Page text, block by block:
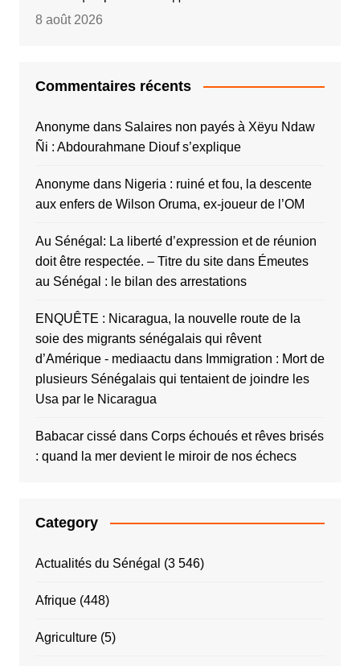
8 août 2026
Commentaires récents
Anonymedans Salaires non payés à Xëyu Ndaw
Ñi : Abdourahmane Diouf s’explique
Anonymedans Nigeria : ruiné et fou, la descente
aux enfers de Wilson Oruma, ex-joueur de l’OM
Au Sénégal: La liberté d’expression et de réunion
doit être respectée. – Titre du sitedans Émeutes
au Sénégal : le bilan des arrestations
ENQUÊTE : Nicaragua, la nouvelle route de la
soie des migrants sénégalais qui rêvent
d’Amérique - mediaactu dans Immigration : Mort de
plusieurs Sénégalais qui tentaient de joindre les
Usa par le Nicaragua
Babacar cissédans Corps échoués et rêves brisés
: quand la mer devient le miroir de nos échecs
Category
Actualités du Sénégal (3 546)
Afrique(448)
Agriculture(5)